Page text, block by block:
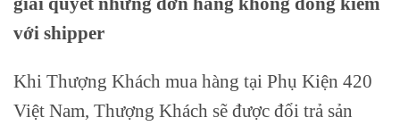
với shipper
Khi Thượng Khách mua hàng tại Phụ Kiện 420
Việt Nam, Thượng Khách sẽ được đổi trả sản